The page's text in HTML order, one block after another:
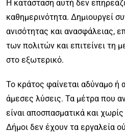
Η κατάσταση αυτή δεν
καθημερινότητα. Δημιουργεί
ανισότητας και ανασφάλειας,
των πολιτών και επιτείνει τη
στο εξωτερικό.
Το κράτος φαίνεται αδύναμο ή
άμεσες λύσεις. Τα μέτρα που
είναι αποσπασματικά και
Δήμοι δεν έχουν τα εργαλεία